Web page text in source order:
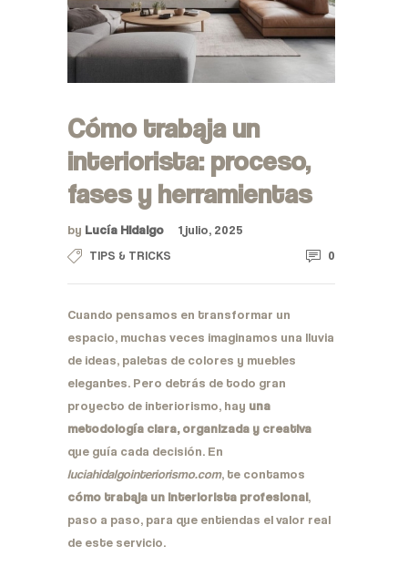
Cómo trabaja un
interiorista: proceso,
fases y herramientas
by Lucía Hidalgo 1 julio, 2025
TIPS & TRICKS 0
Cuando pensamos en transformar un
espacio, muchas veces imaginamos una lluvia
de ideas, paletas de colores y muebles
elegantes. Pero detrás de todo gran
proyecto de interiorismo, hay una
metodología clara, organizada y creativa
que guía cada decisión. En
luciahidalgointeriorismo.com, te contamos
cómo trabaja un interiorista profesional,
paso a paso, para que entiendas el valor real
de este servicio.